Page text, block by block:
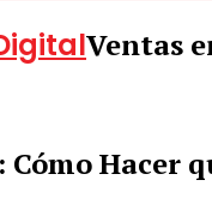
Ventas
Hacer